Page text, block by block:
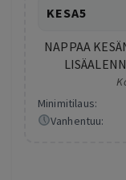
KESA5
NAPPAA
Minimitilaus:
Vanhentuu: